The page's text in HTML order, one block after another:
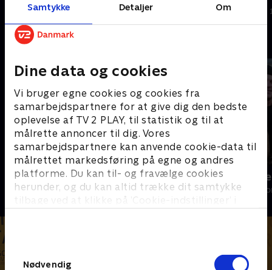
Samtykke Detaljer Om
Dine data og cookies
Vi bruger egne cookies og cookies fra
samarbejdspartnere for at give dig den bedste
oplevelse af TV 2 PLAY, til statistik og til at
målrette annoncer til dig. Vores
samarbejdspartnere kan anvende cookie-data til
målrettet markedsføring på egne og andres
platforme. Du kan til- og fravælge cookies
herunder, og du kan altid trække dit samtykke
tilbage ved at klikke på ’Cookie-indstillinger’ i
Nødvendig
hovedretten
28. august 2024 • 99 min
det desserter, der dystes i
28. august 2024 • 74 min
Andre så også
Julelys for millioner
2022 • Livsstil • 46 min Livsstil • 3